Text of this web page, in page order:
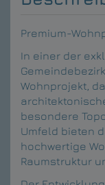
Premium-
In einer der
Wohnprojekt,
besondere
Umfeld bieten
hochwertige
Raumstruktur